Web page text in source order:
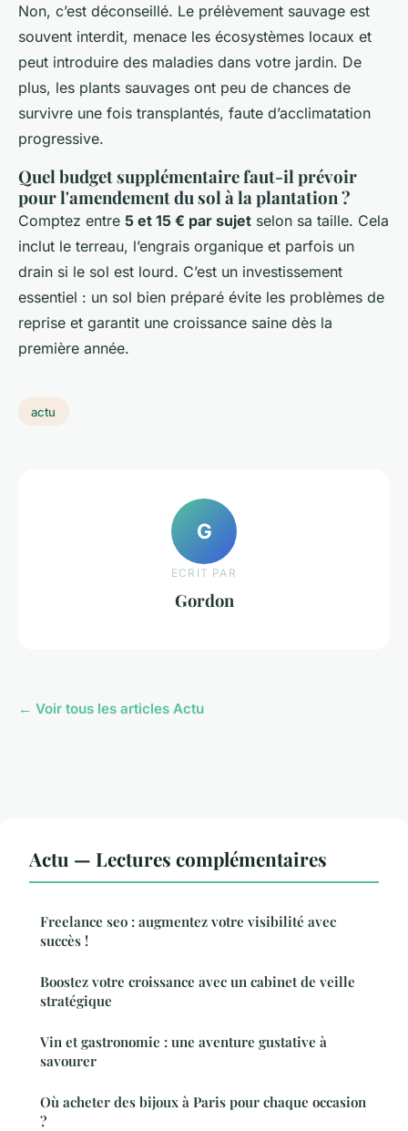
Non, c’est déconseillé. Le prélèvement sauvage est
souvent interdit, menace les écosystèmes locaux et
peut introduire des maladies dans votre jardin. De
plus, les plants sauvages ont peu de chances de
survivre une fois transplantés, faute d’acclimatation
progressive.
Quel budget supplémentaire faut-il prévoir
pour l'amendement du sol à la plantation ?
Comptez entre 5 et 15 € par sujet selon sa taille. Cela
inclut le terreau, l’engrais organique et parfois un
drain si le sol est lourd. C’est un investissement
essentiel : un sol bien préparé évite les problèmes de
reprise et garantit une croissance saine dès la
première année.
actu
G
ECRIT PAR
Gordon
← Voir tous les articles Actu
Actu — Lectures complémentaires
Freelance seo : augmentez votre visibilité avec
succès !
Boostez votre croissance avec un cabinet de veille
stratégique
Vin et gastronomie : une aventure gustative à
savourer
Où acheter des bijoux à Paris pour chaque occasion
?